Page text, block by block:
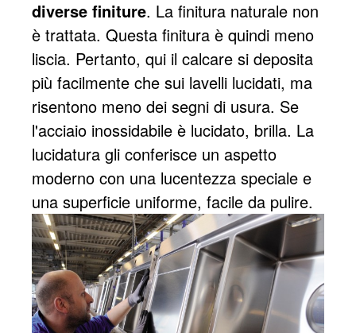
diverse finiture. La finitura naturale non
è trattata. Questa finitura è quindi meno
liscia. Pertanto, qui il calcare si deposita
più facilmente che sui lavelli lucidati, ma
risentono meno dei segni di usura. Se
l'acciaio inossidabile è lucidato, brilla. La
lucidatura gli conferisce un aspetto
moderno con una lucentezza speciale e
una superficie uniforme, facile da pulire.